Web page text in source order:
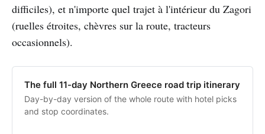
difficiles), et n'importe quel trajet à l'intérieur du Zagori
(ruelles étroites, chèvres sur la route, tracteurs
occasionnels).
The full 11-day Northern Greece road trip itinerary
Day-by-day version of the whole route with hotel picks
and stop coordinates.